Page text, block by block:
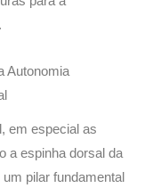
Autonomia
em especial as
a espinha dorsal da
pilar fundamental